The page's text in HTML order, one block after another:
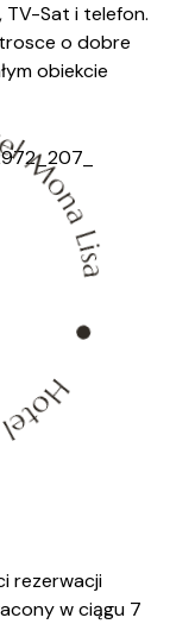
TV-Sat i telefon.
o dobre
obiekcie
rezerwacji
w ciągu 7